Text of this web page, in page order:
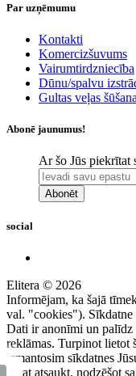
Par uzņēmumu
Kontakti
Komercizšuvums
Vairumtirdzniecība
Dūnu/spalvu
Gultas veļas
Abonē jaunumus!
Ar šo Jūs piekrītat
Abonēt
social
Elitera © 2026
Informējam, ka šajā
val. "cookies"). Sīkdatne
Dati ir anonīmi un palīdz
reklāmas. Turpinot lietot
izmantosim sīkdatnes
varat atsaukt, nodzēšot